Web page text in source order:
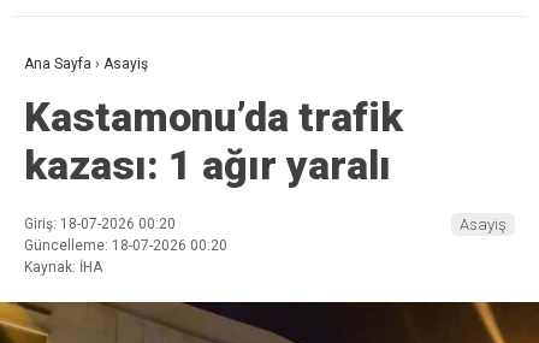
Ana Sayfa › Asayiş
Kastamonu’da trafik
kazası: 1 ağır yaralı
Giriş: 18-07-2026 00:20
Güncelleme: 18-07-2026 00:20
Kaynak: İHA
Asayiş